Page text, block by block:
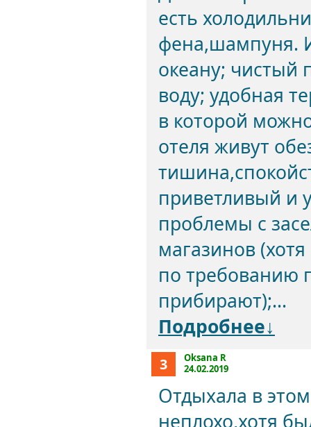
есть
фена,шампуня.
океану; чистый
воду; удобная
в которой
отеля живут
приветливый и
проблемы с
магазинов
по требованию
прибирают);...
Подробнее↓
3
Oksana R
24.02.2019
Отдыхала в
неплохо,хотя